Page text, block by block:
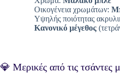
Οικογένεια χρωμάτων:
Υψηλής ποιότητας
Κανονικό μέγεθος
💎 Μερικές από τις τσάντες